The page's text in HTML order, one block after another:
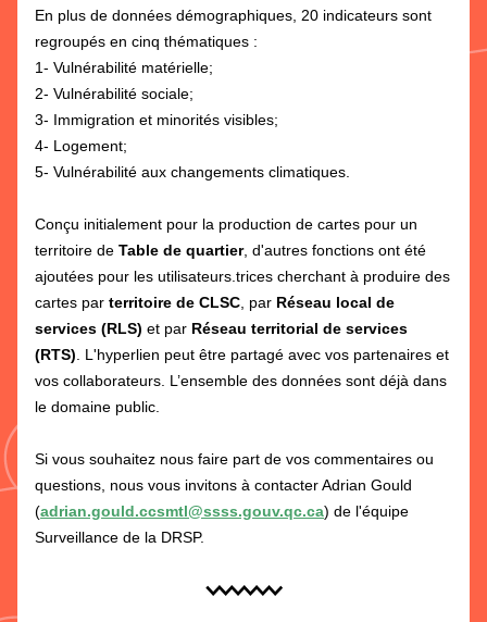
En plus de données démographiques, 20 indicateurs sont
regroupés en cinq thématiques :
1- Vulnérabilité matérielle;
2- Vulnérabilité sociale;
3- Immigration et minorités visibles;
4- Logement;
5- Vulnérabilité aux changements climatiques.
Conçu initialement pour la production de cartes pour un
territoire de Table de quartier, d'autres fonctions ont été
ajoutées pour les utilisateurs.trices cherchant à produire des
cartes par territoire de CLSC , par Réseau local de
services (RLS) et par Réseau territorial de services
(RTS) . L'hyperlien peut être partagé avec vos partenaires et
vos collaborateurs. L’ensemble des données sont déjà dans
le domaine public.
Si vous souhaitez nous faire part de vos commentaires ou
questions, nous vous invitons à contacter Adrian Gould
(adrian.gould.ccsmtl@ssss.gouv.qc.ca) de l'équipe
Surveillance de la DRSP.